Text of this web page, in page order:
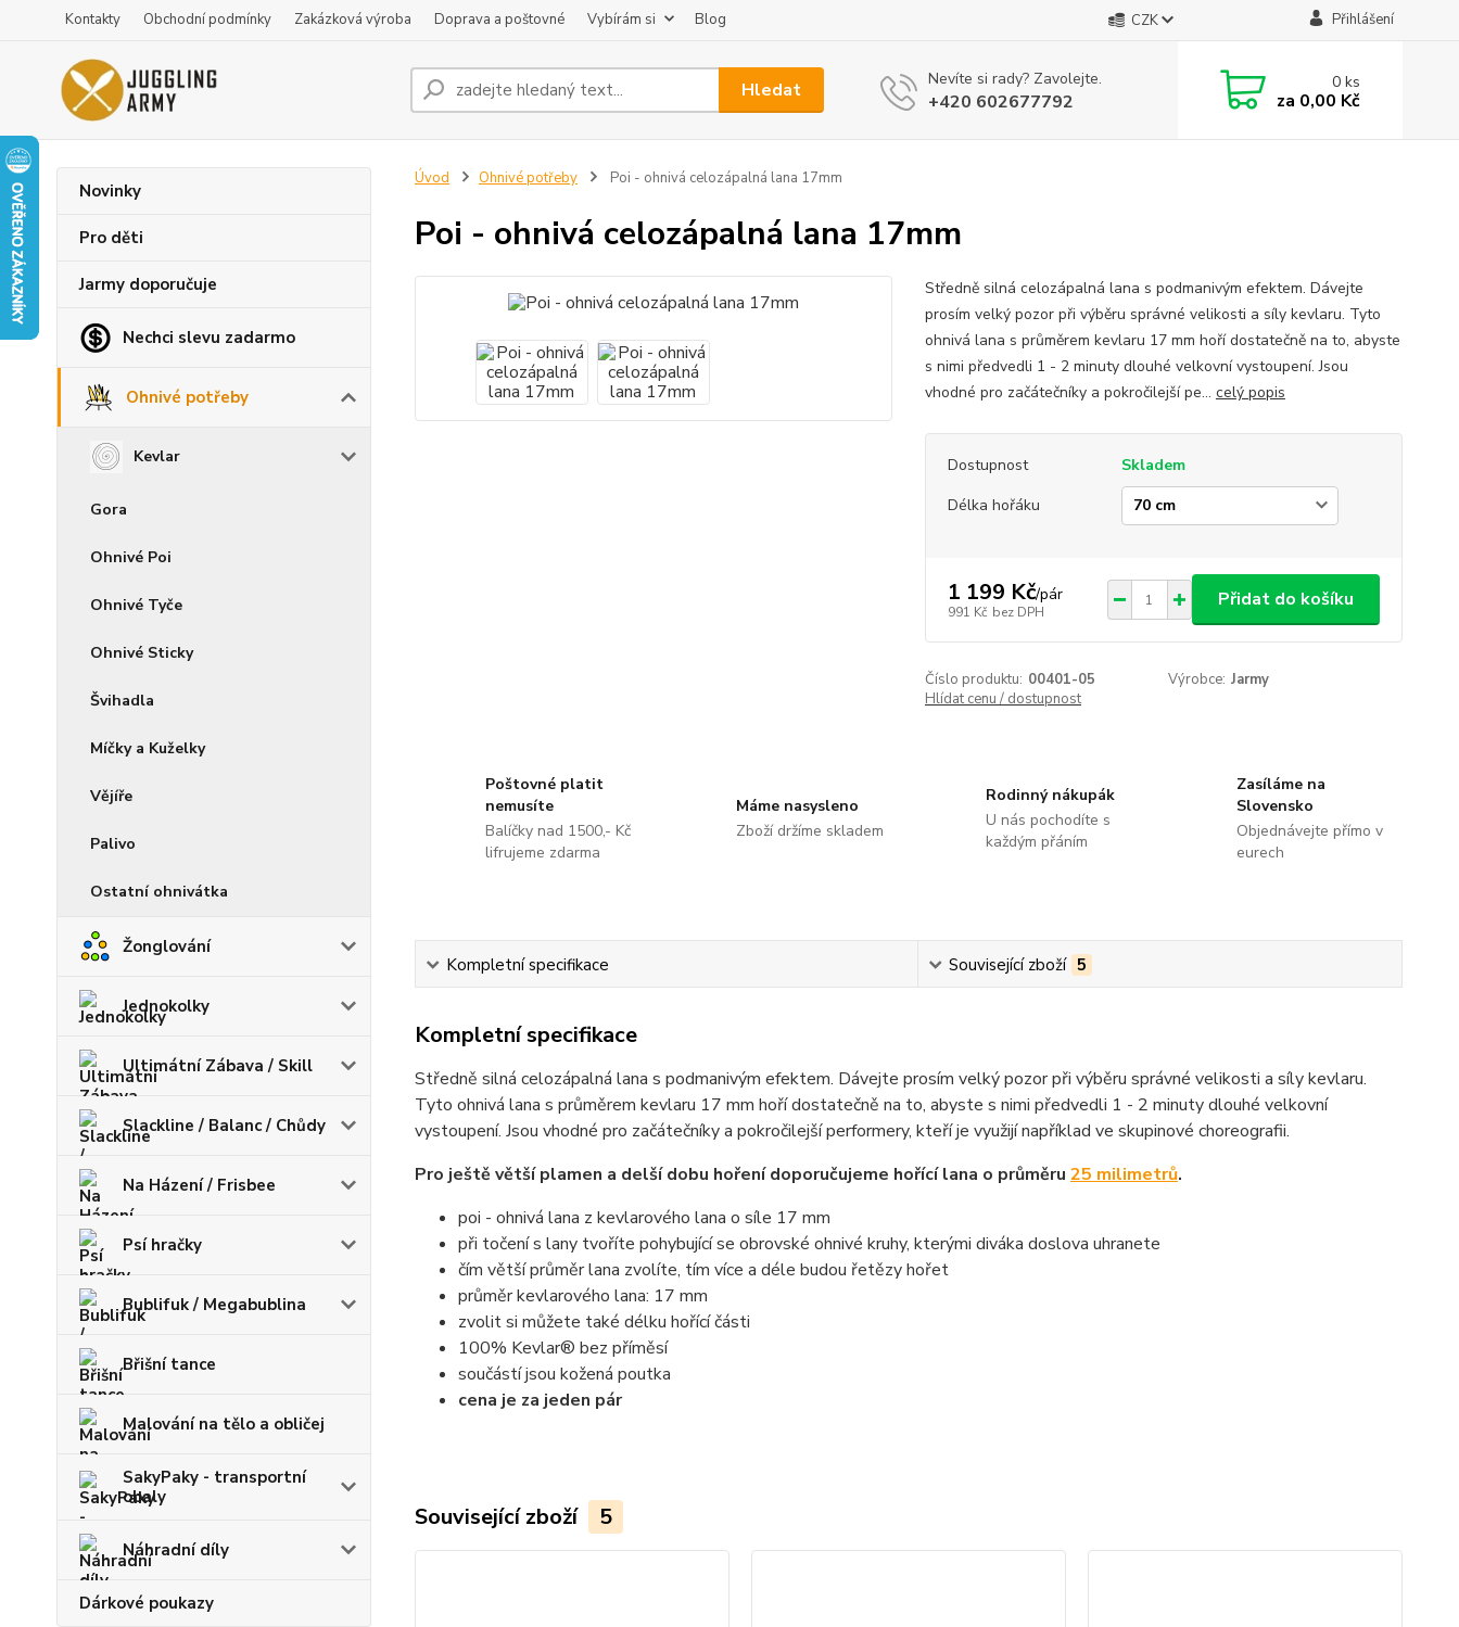
Kontakty Obchodní podmínky Zakázková výroba Doprava a poštovné Vybírám si Blog CZK Přihlášení
Hledat Nevíte si rady? Zavolejte.
+420 602677792
0ks
za 0,00 Kč
Novinky
Pro děti
Jarmy doporučuje
Nechci slevu zadarmo
Ohnivé potřeby
Kevlar
Gora
Ohnivé Poi
Ohnivé Tyče
Ohnivé Sticky
Švihadla
Míčky a Kuželky
Vějíře
Palivo
Ostatní ohnivátka
Žonglování
Jednokolky
Ultimátní Zábava / Skill
Slackline / Balanc / Chůdy
Na Házení / Frisbee
Psí hračky
Bublifuk / Megabublina
Břišní tance
Malování na tělo a obličej
SakyPaky - transportní
obaly
Náhradní díly
Dárkové poukazy
Úvod Ohnivé potřeby Poi - ohnivá celozápalná lana 17mm
Poi - ohnivá celozápalná lana 17mm
Středně silná celozápalná lana s podmanivým efektem. Dávejte
prosím velký pozor při výběru správné velikosti a síly kevlaru. Tyto
ohnivá lana s průměrem kevlaru 17 mm hoří dostatečně na to, abyste
s nimi předvedli 1 - 2 minuty dlouhé velkovní vystoupení. Jsou
vhodné pro začátečníky a pokročilejší pe... celý popis
Dostupnost
Skladem
Délka hořáku
1 199 Kč/pár
991 Kč bez DPH
Přidat do košíku
Číslo produktu: 00401-05 Výrobce: Jarmy
Hlídat cenu / dostupnost
Poštovné platit
nemusíte
Balíčky nad 1500,- Kč
lifrujeme zdarma
Máme nasysleno
Zboží držíme skladem
Rodinný nákupák
U nás pochodíte s
každým přáním
Zasíláme na
Slovensko
Objednávejte přímo v
eurech
Kompletní specifikace Související zboží 5
Kompletní specifikace
Středně silná celozápalná lana s podmanivým efektem. Dávejte prosím velký pozor při výběru správné velikosti a síly kevlaru.
Tyto ohnivá lana s průměrem kevlaru 17 mm hoří dostatečně na to, abyste s nimi předvedli 1 - 2 minuty dlouhé velkovní
vystoupení. Jsou vhodné pro začátečníky a pokročilejší performery, kteří je využijí například ve skupinové choreografii.
Pro ještě větší plamen a delší dobu hoření doporučujeme hořící lana o průměru 25 milimetrů.
poi - ohnivá lana z kevlarového lana o síle 17 mm
při točení s lany tvoříte pohybující se obrovské ohnivé kruhy, kterými diváka doslova uhranete
čím větší průměr lana zvolíte, tím více a déle budou řetězy hořet
průměr kevlarového lana: 17 mm
zvolit si můžete také délku hořící části
100% Kevlar® bez příměsí
součástí jsou kožená poutka
cena je za jeden pár
Související zboží 5